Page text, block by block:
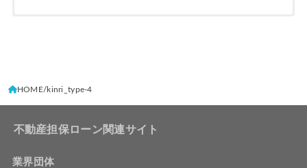
HOME kinri_type-4
不動産担保ローン関連サイト
業界団体